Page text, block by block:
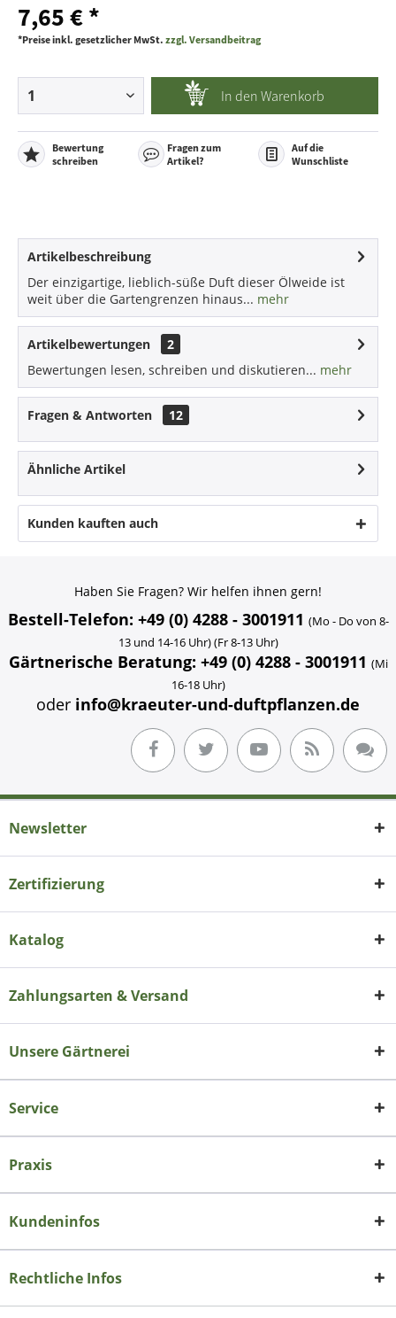
7,65 € *
*Preise inkl. gesetzlicher MwSt. zzgl. Versandbeitrag
In den Warenkorb
Bewertung
schreiben
Fragen zum
Artikel?
Auf die
Wunschliste
Artikelbeschreibung
Der einzigartige, lieblich-süße Duft dieser Ölweide ist
weit über die Gartengrenzen hinaus... mehr
Artikelbewertungen
2
Bewertungen lesen, schreiben und diskutieren... mehr
Fragen & Antworten 12
Ähnliche Artikel
Kunden kauften auch
Haben Sie Fragen? Wir helfen ihnen gern!
Bestell-Telefon: +49 (0) 4288 - 3001911 (Mo - Do von 8-
13 und 14-16 Uhr) (Fr 8-13 Uhr)
Gärtnerische Beratung: +49 (0) 4288 - 3001911 (Mi
16-18 Uhr)
oder info@kraeuter-und-duftpflanzen.de
Newsletter
Zertifizierung
Katalog
Zahlungsarten & Versand
Unsere Gärtnerei
Service
Praxis
Kundeninfos
Rechtliche Infos